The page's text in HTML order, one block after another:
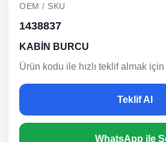
OEM / SKU
1438837
KABİN BURCU
Ürün kodu ile hızlı teklif almak
Teklif Al
WhatsApp ile